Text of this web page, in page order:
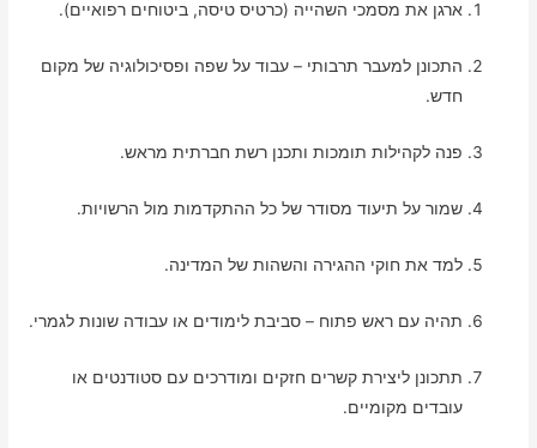
ארגן את מסמכי השהייה (כרטיס טיסה, ביטוחים רפואיים).
התכונן למעבר תרבותי – עבוד על שפה ופסיכולוגיה של מקום
חדש.
פנה לקהילות תומכות ותכנן רשת חברתית מראש.
שמור על תיעוד מסודר של כל ההתקדמות מול הרשויות.
למד את חוקי ההגירה והשהות של המדינה.
תהיה עם ראש פתוח – סביבת לימודים או עבודה שונות לגמרי.
תתכונן ליצירת קשרים חזקים ומודרכים עם סטודנטים או
עובדים מקומיים.